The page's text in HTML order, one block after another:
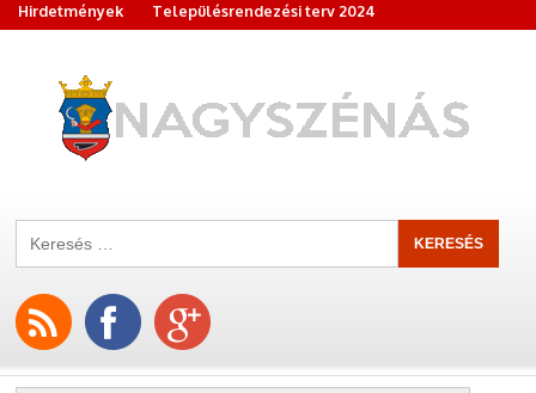
Hirdetmények
Településrendezési terv 2024